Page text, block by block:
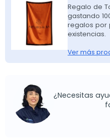
Regalo de
gastando
regalos por
existencias.
Ver más
¿Necesitas